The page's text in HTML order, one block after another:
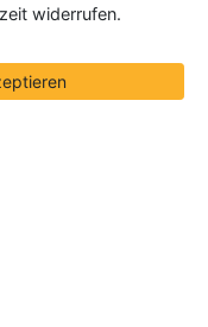
widerrufen.